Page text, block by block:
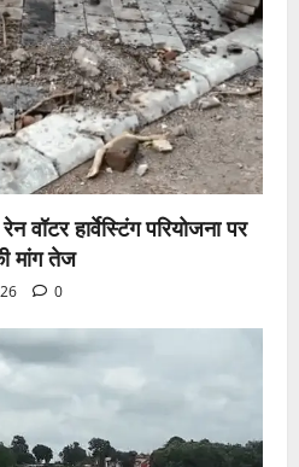
वॉटर हार्वेस्टिंग परियोजना पर
मांग तेज
0